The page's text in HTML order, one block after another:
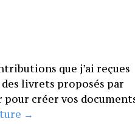
que j’ai reçues
des livrets proposés par
pour créer vos
Muzzy : personnages
→